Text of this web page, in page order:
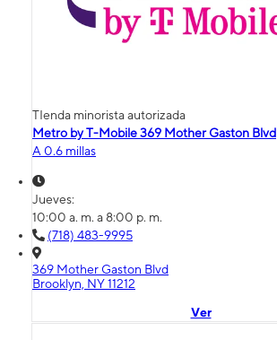
TIenda minorista autorizada
Metro by T-Mobile 369 Mother Gaston Blvd
A 0.6 millas
Jueves:
10:00 a. m. a 8:00 p. m.
(718) 483-9995
369 Mother Gaston Blvd
Brooklyn, NY 11212
Ver